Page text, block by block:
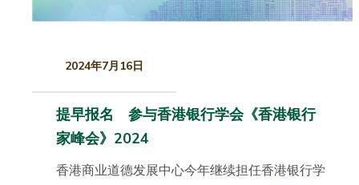
2024年7月16日
提早报名 参与香港银行学会《香港银行
家峰会》2024
香港商业道德发展中心今年继续担任香港银行学